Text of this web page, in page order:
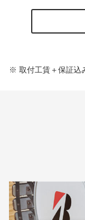
※ 取付工賃＋保証込